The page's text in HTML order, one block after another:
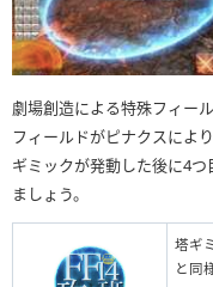
劇場創造による特殊フィー
フィールドがピナクスによ
ギミックが発動した後に4
ましょう。
塔ギ
と同